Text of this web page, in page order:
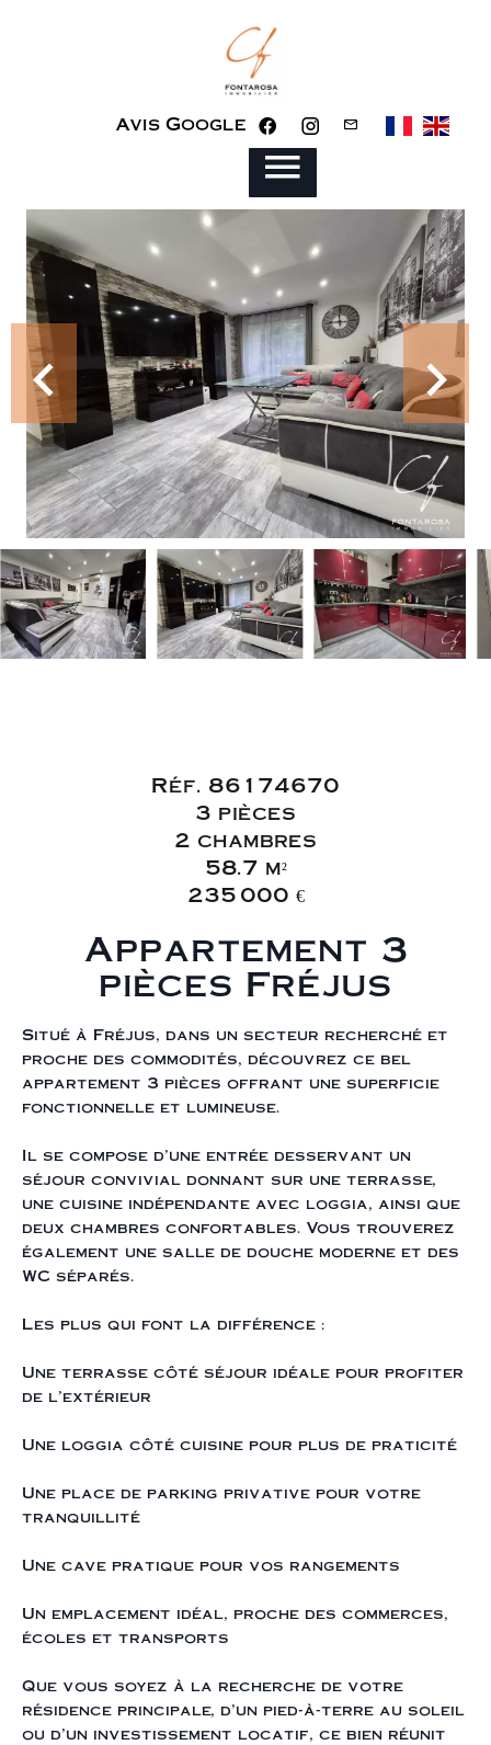
Avis Google
Réf. 86174670
3 pièces
2 chambres
58.7 m²
235 000 €
Appartement 3
pièces Fréjus
Situé à Fréjus, dans un secteur recherché et
proche des commodités, découvrez ce bel
appartement 3 pièces offrant une superficie
fonctionnelle et lumineuse.
Il se compose d’une entrée desservant un
séjour convivial donnant sur une terrasse,
une cuisine indépendante avec loggia, ainsi que
deux chambres confortables. Vous trouverez
également une salle de douche moderne et des
WC séparés.
Les plus qui font la différence :
Une terrasse côté séjour idéale pour profiter
de l’extérieur
Une loggia côté cuisine pour plus de praticité
Une place de parking privative pour votre
tranquillité
Une cave pratique pour vos rangements
Un emplacement idéal, proche des commerces,
écoles et transports
Que vous soyez à la recherche de votre
résidence principale, d’un pied-à-terre au soleil
ou d’un investissement locatif, ce bien réunit